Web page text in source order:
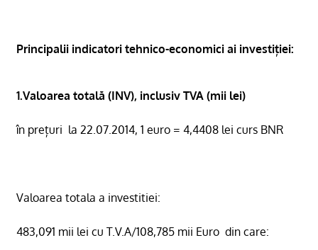
Principalii indicatori tehnico-economici ai investiției:
1.Valoarea totală (INV), inclusiv TVA (mii lei)
în prețuri la 22.07.2014, 1 euro = 4,4408 lei curs BNR
Valoarea totala a investitiei:
483,091 mii lei cu T.V.A/108,785 mii Euro din care: